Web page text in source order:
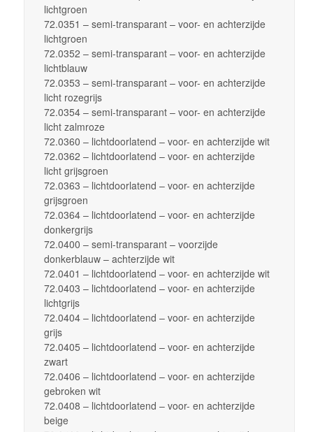
lichtgroen
72.0351 – semi-transparant – voor- en achterzijde
lichtgroen
72.0352 – semi-transparant – voor- en achterzijde
lichtblauw
72.0353 – semi-transparant – voor- en achterzijde
licht rozegrijs
72.0354 – semi-transparant – voor- en achterzijde
licht zalmroze
72.0360 – lichtdoorlatend – voor- en achterzijde wit
72.0362 – lichtdoorlatend – voor- en achterzijde
licht grijsgroen
72.0363 – lichtdoorlatend – voor- en achterzijde
grijsgroen
72.0364 – lichtdoorlatend – voor- en achterzijde
donkergrijs
72.0400 – semi-transparant – voorzijde
donkerblauw – achterzijde wit
72.0401 – lichtdoorlatend – voor- en achterzijde wit
72.0403 – lichtdoorlatend – voor- en achterzijde
lichtgrijs
72.0404 – lichtdoorlatend – voor- en achterzijde
grijs
72.0405 – lichtdoorlatend – voor- en achterzijde
zwart
72.0406 – lichtdoorlatend – voor- en achterzijde
gebroken wit
72.0408 – lichtdoorlatend – voor- en achterzijde
beige